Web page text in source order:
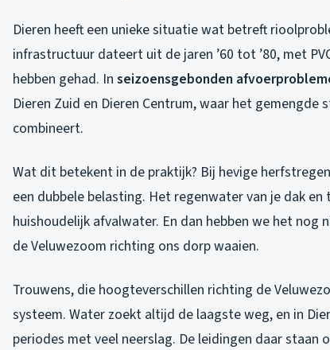
Dieren heeft een unieke situatie wat betreft
infrastructuur dateert uit de jaren ’60 tot ’80, met
hebben gehad. In seizoensgebonden
Dieren Zuid en Dieren Centrum, waar het
combineert.
Wat dit betekent in de praktijk? Bij hevige
een dubbele belasting. Het regenwater van je dak
huishoudelijk afvalwater. En dan hebben we het nog
de Veluwezoom richting ons dorp waaien.
Trouwens, die hoogteverschillen richting de
systeem. Water zoekt altijd de laagste weg, en in
periodes met veel neerslag. De leidingen daar staan